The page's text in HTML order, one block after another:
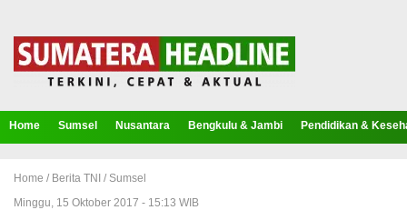
Home Sumsel Nusantara Bengkulu & Jambi Pendidikan &
Home / Berita TNI / Sumsel
Minggu, 15 Oktober 2017 - 15:13 WIB